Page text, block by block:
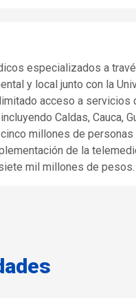
especializados a
y local junto con la
acceso a servicios
Caldas, Cauca,
cinco millones de
de la
mil millones de pesos.